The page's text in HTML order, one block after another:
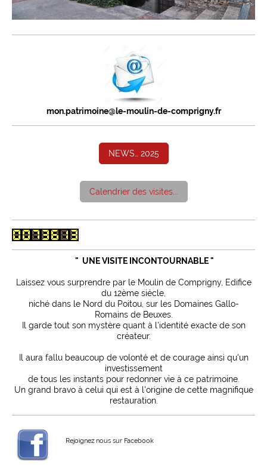
mon.patrimoine@le-moulin-de-comprigny.fr
NEWS… 2025
Calendrier des visites...
" UNE VISITE INCONTOURNABLE "
Laissez vous surprendre par le Moulin de Comprigny, Edifice
du 12ème siécle,
niché dans le Nord du Poitou, sur les Domaines Gallo-
Romains de Beuxes.
Il garde tout son mystère quant à l'identité exacte de son
créateur.
Il aura fallu beaucoup de volonté et de courage ainsi qu'un
investissement
de tous les instants pour redonner vie à ce patrimoine.
Un grand bravo à celui qui est à l'origine de cette magnifique
restauration.
Rejoignez nous sur Facebook